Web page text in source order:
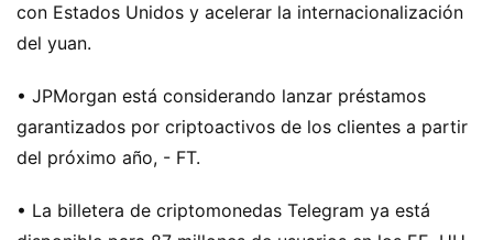
con Estados Unidos y acelerar la internacionalización
del yuan.
• JPMorgan está considerando lanzar préstamos
garantizados por criptoactivos de los clientes a partir
del próximo año, - FT.
• La billetera de criptomonedas Telegram ya está